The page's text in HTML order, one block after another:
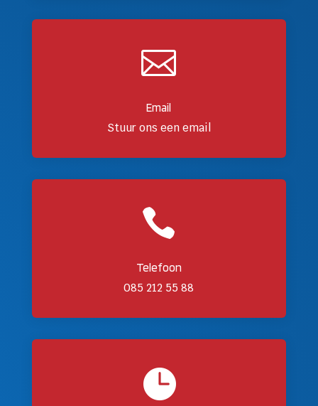

Email
Stuur ons een email

Telefoon
085 212 55 88
